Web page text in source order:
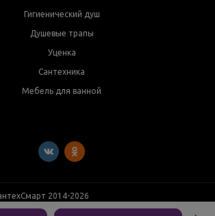
Гигиенический душ
Душевые трапы
Уценка
Сантехника
Мебель для ванной
2014-2026